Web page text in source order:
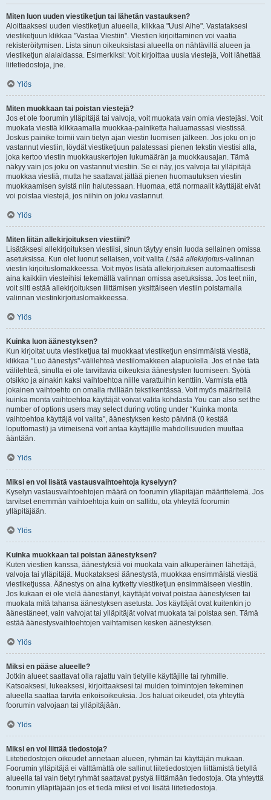
Miten luon uuden viestiketjun tai lähetän vastauksen?
Aloittaaksesi uuden viestiketjun alueella, klikkaa "Uusi Aihe". Vastataksesi
viestiketjuun klikkaa "Vastaa Viestiin". Viestien kirjoittaminen voi vaatia
rekisteröitymisen. Lista sinun oikeuksistasi alueella on nähtävillä alueen ja
viestiketjun alalaidassa. Esimerkiksi: Voit kirjoittaa uusia viestejä, Voit lähettää
liitetiedostoja, jne.
Ylös
Miten muokkaan tai poistan viestejä?
Jos et ole foorumin ylläpitäjä tai valvoja, voit muokata vain omia viestejäsi. Voit
muokata viestiä klikkaamalla muokkaa-painiketta haluamassasi viestissä.
Joskus painike toimii vain tietyn ajan viestin luomisen jälkeen. Jos joku on jo
vastannut viestiin, löydät viestiketjuun palatessasi pienen tekstin viestisi alla,
joka kertoo viestin muokkauskertojen lukumäärän ja muokkausajan. Tämä
näkyy vain jos joku on vastannut viestiin. Se ei näy, jos valvoja tai ylläpitäjä
muokkaa viestiä, mutta he saattavat jättää pienen huomautuksen viestin
muokkaamisen syistä niin halutessaan. Huomaa, että normaalit käyttäjät eivät
voi poistaa viestejä, jos niihin on joku vastannut.
Ylös
Miten liitän allekirjoituksen viestiini?
Lisätäksesi allekirjoituksen viestiisi, sinun täytyy ensin luoda sellainen omissa
asetuksissa. Kun olet luonut sellaisen, voit valita Lisää allekirjoitus-valinnan
viestin kirjoituslomakkeessa. Voit myös lisätä allekirjoituksen automaattisesti
aina kaikkiin viesteihisi tekemällä valinnan omissa asetuksissa. Jos teet niin,
voit silti estää allekirjoituksen liittämisen yksittäiseen viestiin poistamalla
valinnan viestinkirjoituslomakkeessa.
Ylös
Kuinka luon äänestyksen?
Kun kirjoitat uuta viestiketjua tai muokkaat viestiketjun ensimmäistä viestiä,
klikkaa "Luo äänestys"-välilehteä viestilomakkeen alapuolella. Jos et näe tätä
välilehteä, sinulla ei ole tarvittavia oikeuksia äänestysten luomiseen. Syötä
otsikko ja ainakin kaksi vaihtoehtoa niille varattuihin kenttiin. Varmista että
jokainen vaihtoehto on omalla rivillään tekstikentässä. Voit myös määritellä
kuinka monta vaihtoehtoa käyttäjät voivat valita kohdasta You can also set the
number of options users may select during voting under “Kuinka monta
vaihtoehtoa käyttäjä voi valita”, äänestyksen kesto päivinä (0 kestää
loputtomasti) ja viimeisenä voit antaa käyttäjille mahdollisuuden muuttaa
ääntään.
Ylös
Miksi en voi lisätä vastausvaihtoehtoja kyselyyn?
Kyselyn vastausvaihtoehtojen määrä on foorumin ylläpitäjän määrittelemä. Jos
tarvitset enemmän vaihtoehtoja kuin on sallittu, ota yhteyttä foorumin
ylläpitäjään.
Ylös
Kuinka muokkaan tai poistan äänestyksen?
Kuten viestien kanssa, äänestyksiä voi muokata vain alkuperäinen lähettäjä,
valvoja tai ylläpitäjä. Muokataksesi äänestystä, muokkaa ensimmäistä viestiä
viestiketjussa. Äänestys on aina kytketty viestiketjun ensimmäiseen viestiin.
Jos kukaan ei ole vielä äänestänyt, käyttäjät voivat poistaa äänestyksen tai
muokata mitä tahansa äänestyksen asetusta. Jos käyttäjät ovat kuitenkin jo
äänestäneet, vain valvojat tai ylläpitäjät voivat muokata tai poistaa sen. Tämä
estää äänestysvaihtoehtojen vaihtamisen kesken äänestyksen.
Ylös
Miksi en pääse alueelle?
Jotkin alueet saattavat olla rajattu vain tietyille käyttäjille tai ryhmille.
Katsoaksesi, lukeaksesi, kirjoittaaksesi tai muiden toimintojen tekeminen
alueella saattaa tarvita erikoisoikeuksia. Jos haluat oikeudet, ota yhteyttä
foorumin valvojaan tai ylläpitäjään.
Ylös
Miksi en voi liittää tiedostoja?
Liitetiedostojen oikeudet annetaan alueen, ryhmän tai käyttäjän mukaan.
Foorumin ylläpitäjä ei välttämättä ole sallinut liitetiedostojen liittämistä tietyllä
alueella tai vain tietyt ryhmät saattavat pystyä liittämään tiedostoja. Ota yhteyttä
foorumin ylläpitäjään jos et tiedä miksi et voi lisätä liitetiedostoja.